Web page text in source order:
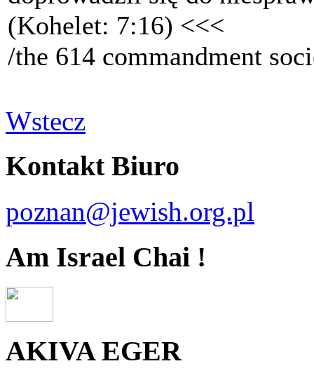
(Kohelet: 7:16) <<<
/the 614 commandment
Wstecz
Kontakt Biuro
poznan@jewish.org.pl
Am Israel Chai !
AKIVA EGER